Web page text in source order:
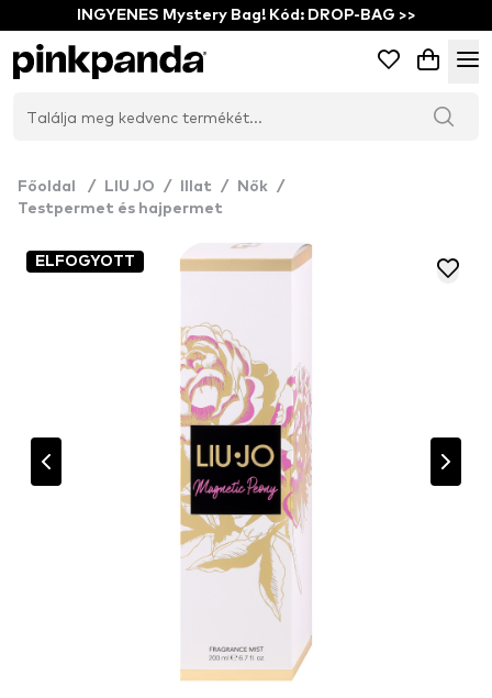
INGYENES Mystery Bag! Kód: DROP-BAG >>
Főoldal / LIU JO / Illat / Nők /
Testpermet és hajpermet
ELFOGYOTT